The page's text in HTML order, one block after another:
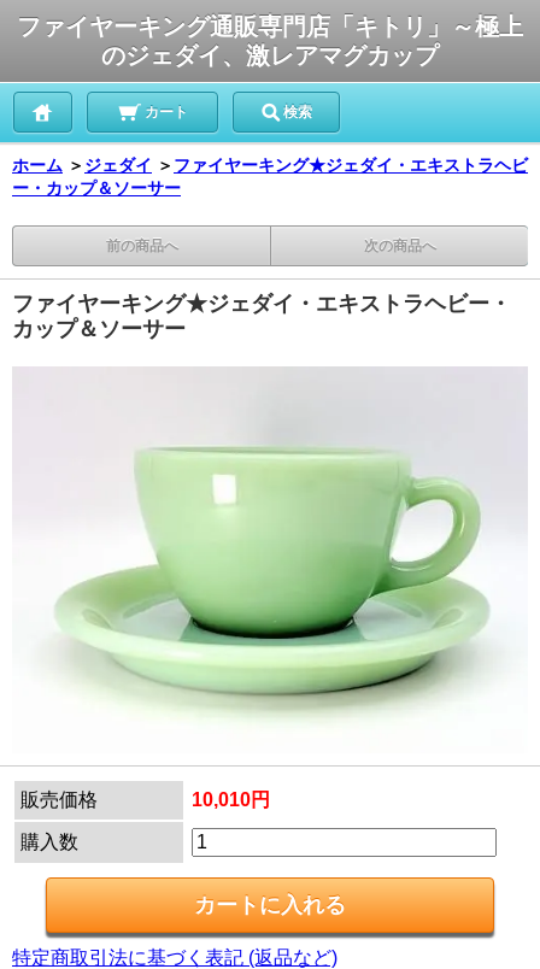
ファイヤーキング通販専門店「キトリ」～極上
のジェダイ、激レアマグカップ
カート 検索
ホーム ＞ ジェダイ ＞ ファイヤーキング★ジェダイ・エキストラヘビ
ー・カップ＆ソーサー
前の商品へ 次の商品へ
ファイヤーキング★ジェダイ・エキストラヘビー・
カップ＆ソーサー
販売価格 10,010円
購入数
特定商取引法に基づく表記 (返品など)